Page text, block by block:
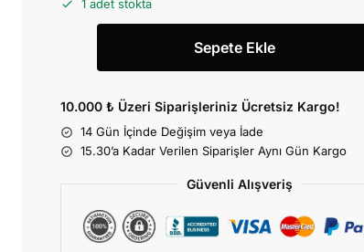
1 adet stokta
Sepete Ekle
10.000 ₺ Üzeri Siparişleriniz Ücretsiz Kargo!
14 Gün İçinde Değişim veya İade
15.30’a Kadar Verilen Siparişler Aynı Gün Kargo
Güvenli Alışveriş